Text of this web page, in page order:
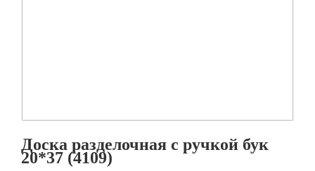
Доска разделочная с ручкой бук
20*37 (4109)